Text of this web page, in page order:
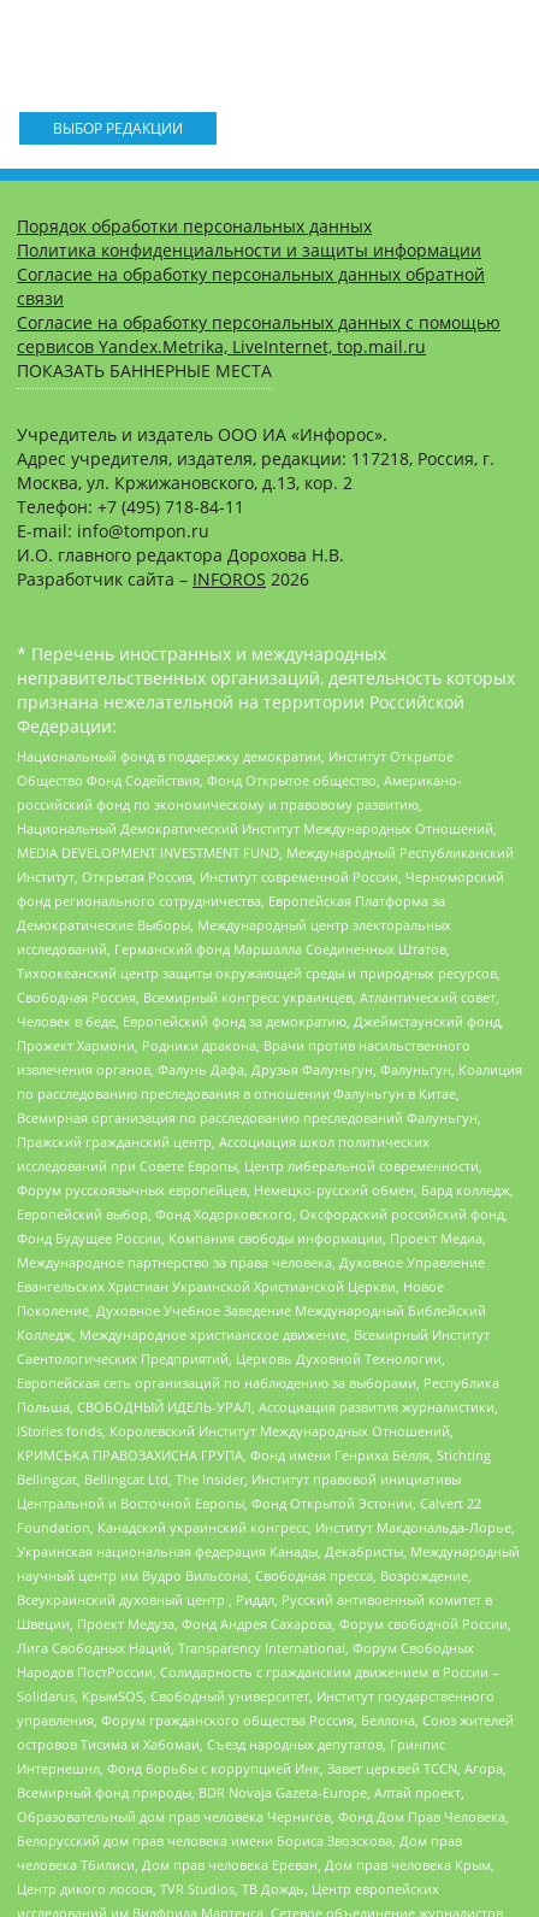
ВЫБОР РЕДАКЦИИ
Порядок обработки персональных данных
Политика конфиденциальности и защиты информации
Согласие на обработку персональных данных обратной
связи
Согласие на обработку персональных данных с помощью
сервисов Yandex.Metrika, LiveInternet, top.mail.ru
ПОКАЗАТЬ БАННЕРНЫЕ МЕСТА
Учредитель и издатель ООО ИА «Инфорос».
Адрес учредителя, издателя, редакции: 117218, Россия, г.
Москва, ул. Кржижановского, д.13, кор. 2
Телефон: +7 (495) 718-84-11
E-mail: info@tompon.ru
И.О. главного редактора Дорохова Н.В.
Разработчик сайта – INFOROS 2026
* Перечень иностранных и международных
неправительственных организаций, деятельность которых
признана нежелательной на территории Российской
Федерации:
Национальный фонд в поддержку демократии, Институт Открытое
Общество Фонд Содействия, Фонд Открытое общество, Американо-
российский фонд по экономическому и правовому развитию,
Национальный Демократический Институт Международных Отношений,
MEDIA DEVELOPMENT INVESTMENT FUND, Международный Республиканский
Институт, Открытая Россия, Институт современной России, Черноморский
фонд регионального сотрудничества, Европейская Платформа за
Демократические Выборы, Международный центр электоральных
исследований, Германский фонд Маршалла Соединенных Штатов,
Тихоокеанский центр защиты окружающей среды и природных ресурсов,
Свободная Россия, Всемирный конгресс украинцев, Атлантический совет,
Человек в беде, Европейский фонд за демократию, Джеймстаунский фонд,
Прожект Хармони, Родники дракона, Врачи против насильственного
извлечения органов, Фалунь Дафа, Друзья Фалуньгун, Фалуньгун, Коалиция
по расследованию преследования в отношении Фалуньгун в Китае,
Всемирная организация по расследованию преследований Фалуньгун,
Пражский гражданский центр, Ассоциация школ политических
исследований при Совете Европы, Центр либеральной современности,
Форум русскоязычных европейцев, Немецко-русский обмен, Бард колледж,
Европейский выбор, Фонд Ходорковского, Оксфордский российский фонд,
Фонд Будущее России, Компания свободы информации, Проект Медиа,
Международное партнерство за права человека, Духовное Управление
Евангельских Христиан Украинской Христианской Церкви, Новое
Поколение, Духовное Учебное Заведение Международный Библейский
Колледж, Международное христианское движение, Всемирный Институт
Саентологических Предприятий, Церковь Духовной Технологии,
Европейская сеть организаций по наблюдению за выборами, Республика
Польша, СВОБОДНЫЙ ИДЕЛЬ-УРАЛ, Ассоциация развития журналистики,
IStories fonds, Королевский Институт Международных Отношений,
КРИМСЬКА ПРАВОЗАХИСНА ГРУПА, Фонд имени Генриха Бёлля, Stichting
Bellingcat, Bellingcat Ltd, The Insider, Институт правовой инициативы
Центральной и Восточной Европы, Фонд Открытой Эстонии, Calvert 22
Foundation, Канадский украинский конгресс, Институт Макдональда-Лорье,
Украинская национальная федерация Канады, Декабристы, Международный
научный центр им Вудро Вильсона, Свободная пресса, Возрождение,
Всеукраинский духовный центр , Риддл, Русский антивоенный комитет в
Швеции, Проект Медуза, Фонд Андрея Сахарова, Форум свободной России,
Лига Свободных Наций, Transparеncy International, Форум Свободных
Народов ПостРоссии, Солидарность с гражданским движением в России –
Solidarus, КрымSOS, Свободный университет, Институт государственного
управления, Форум гражданского общества Россия, Беллона, Союз жителей
островов Тисима и Хабомаи, Съезд народных депутатов, Гринпис
Интернешнл, Фонд борьбы с коррупцией Инк, Завет церквей TCCN, Агора,
Всемирный фонд природы, BDR Novaja Gazeta-Europe, Алтай проект,
Образовательный дом прав человека Чернигов, Фонд Дом Прав Человека,
Белорусский дом прав человека имени Бориса Звозскова, Дом прав
человека Тбилиси, Дом прав человека Ереван, Дом прав человека Крым,
Центр дикого лосося, TVR Studios, ТВ Дождь, Центр европейских
исследований им Вилфрида Мартенса, Сетевое объединение журналистов